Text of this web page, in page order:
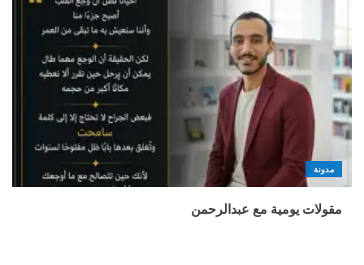
مدونة
مقولات يومية مع عبدالرحمن